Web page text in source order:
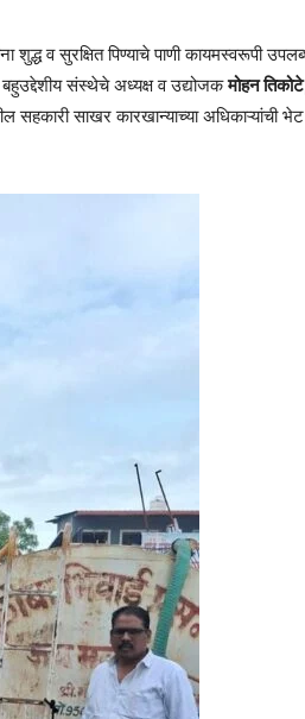
शुद्ध व सुरक्षित पिण्याचे पाणी कायमस्वरूपी
बहुउद्देशीय संस्थेचे अध्यक्ष व उद्योजकमोहन तिकोटे
सहकारी साखर कारखान्याच्या अधिकाऱ्यांची भेट